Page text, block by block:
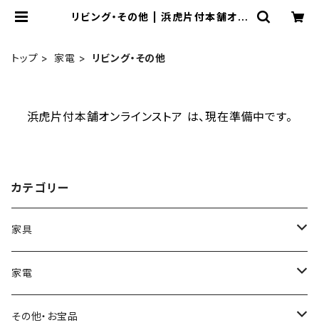
リビング・その他 | 浜虎片付本舗オン
トップ 家電 リビング・その他
浜虎片付本舗オンラインストア は、現在準備中です。
カテゴリー
家具
机・デスク・テーブル
ローテーブル
収納
家電
キッチン周り
その他・お宝品